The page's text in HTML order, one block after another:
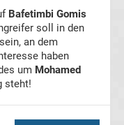
Bafetimbi Gomis
soll in den
an dem
haben
um Mohamed
steht!